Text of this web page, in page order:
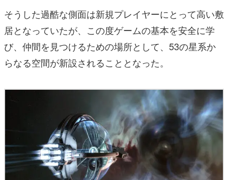
そうした過酷な側面は新規プレイヤーにとって高い敷
居となっていたが、この度ゲームの基本を安全に学
び、仲間を見つけるための場所として、53の星系か
らなる空間が新設されることとなった。